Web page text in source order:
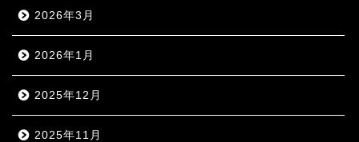
2026年3月
2026年1月
2025年12月
2025年11月